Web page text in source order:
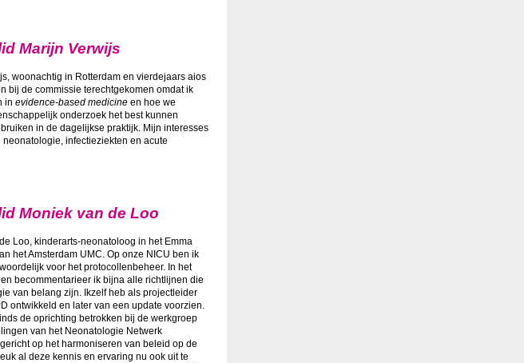
Marijn Verwijs
woonachtig in Rotterdam en vierdejaars aios
bij de commissie terechtgekomen omdat ik
in evidence-based medicine en hoe we
onderzoek het best kunnen
in de dagelijkse praktijk. Mijn interesses
neonatologie, infectieziekten en acute
Moniek van de Loo
Loo, kinderarts-neonatoloog in het Emma
het Amsterdam UMC. Op onze NICU ben ik
voor het protocollenbeheer. In het
becommentarieer ik bijna alle richtlijnen die
van belang zijn. Ikzelf heb als projectleider
ontwikkeld en later van een update voorzien.
de oprichting betrokken bij de werkgroep
van het Neonatologie Netwerk
op het harmoniseren van beleid op de
al deze kennis en ervaring nu ook uit te